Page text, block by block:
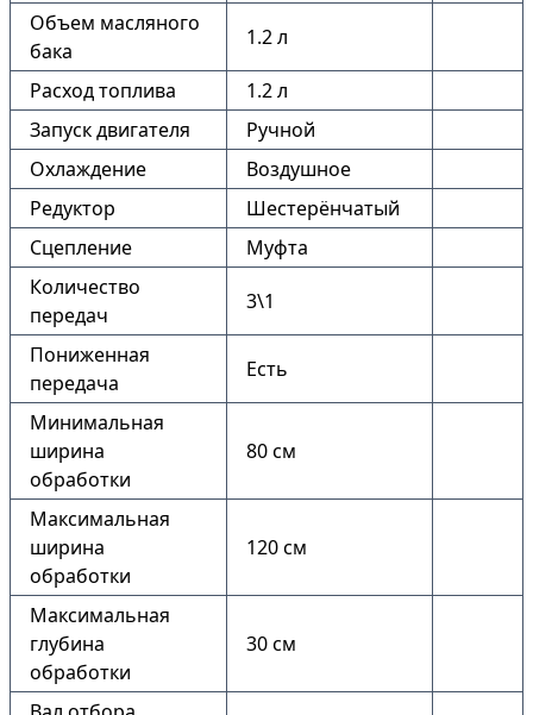
Объем масляного
бака
1.2 л
Расход топлива
1.2 л
Запуск двигателя
Ручной
Охлаждение
Воздушное
Редуктор
Шестерёнчатый
Сцепление
Муфта
Количество
передач
3\1
Пониженная
передача
Есть
Минимальная
ширина
обработки
80 см
Максимальная
ширина
обработки
120 см
Максимальная
глубина
обработки
30 см